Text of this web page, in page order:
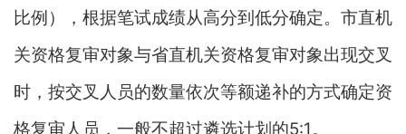
比例）
， 根据笔试成绩从高分到低分确定。市直机
关资格复审对象与省直机关资格复审对象出现交叉
时，按交叉人员的数量依次等额递补的方式确定资
格复审人员，一般不超过遴选计划的5:1。